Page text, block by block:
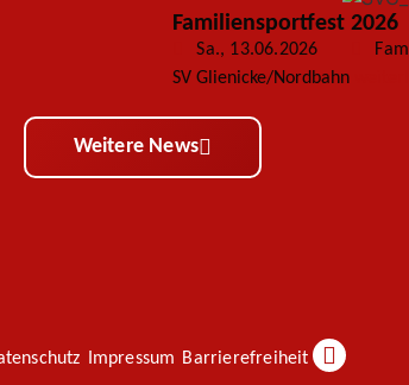
Familiensportfest 2026
Sa., 13.06.2026
SV Glienicke/Nordbahn
Weitere News
Impressum Barrierefreiheit